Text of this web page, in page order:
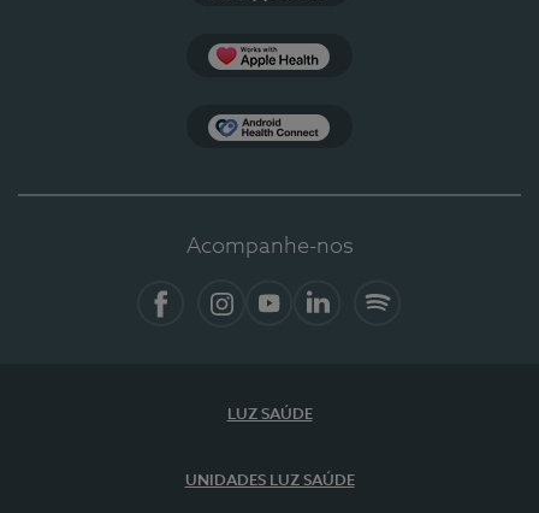
Acompanhe-nos
LUZ SAÚDE
UNIDADES LUZ SAÚDE